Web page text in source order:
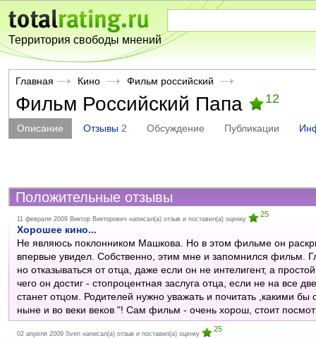
Территория свободы мнений
Главная Кино Фильм российский
Фильм Российский Папа 12
Описание Отзывы2 Обсуждение Публикации
Положительные отзывы
11 февраля 2009 Виктор Викторович написал(а) отзыв и поставил(а) оценку
25
Хорошее кино...
Не являюсь поклонником Машкова. Но в этом фильме он
впервые увидел. Собственно, этим мне и запомнился фильм.
но отказываться от отца, даже если он не интелигент, а
чего он достиг - стопроцентная заслуга отца, если не на все
станет отцом. Родителей нужно уважать и почитать ,какими
ныне и во веки веков "! Сам фильм - очень хорош, стоит
02 апреля 2009 Sven написал(а) отзыв и поставил(а) оценку
25